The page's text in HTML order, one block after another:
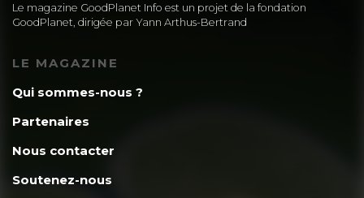
Le magazine GoodPlanet Info est un projet de la fondation
GoodPlanet, dirigée par Yann Arthus-Bertrand
LE MAGAZINE
Qui sommes-nous ?
Partenaires
Nous contacter
Soutenez-nous